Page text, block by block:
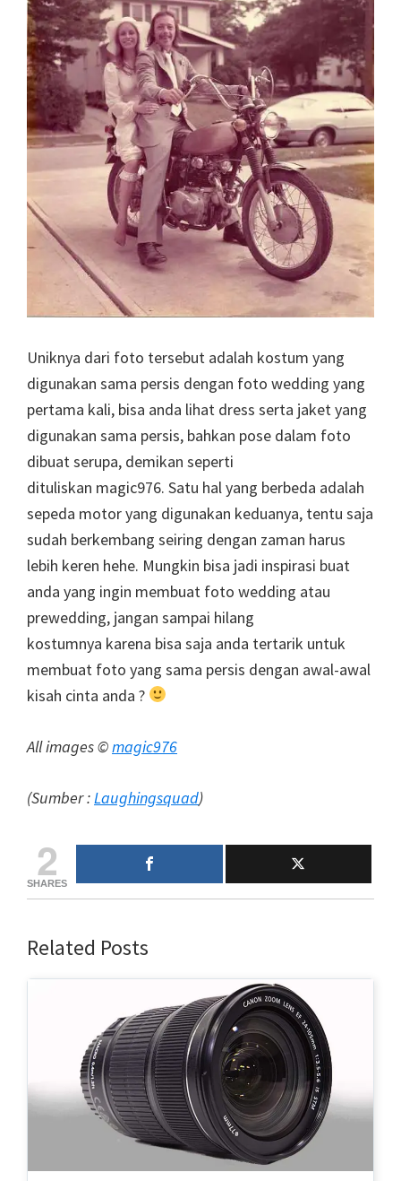
Uniknya dari foto tersebut adalah kostum yang
digunakan sama persis dengan foto wedding yang
pertama kali, bisa anda lihat dress serta jaket yang
digunakan sama persis, bahkan pose dalam foto
dibuat serupa, demikan seperti
dituliskan magic976. Satu hal yang berbeda adalah
sepeda motor yang digunakan keduanya, tentu saja
sudah berkembang seiring dengan zaman harus
lebih keren hehe. Mungkin bisa jadi inspirasi buat
anda yang ingin membuat foto wedding atau
prewedding, jangan sampai hilang
kostumnya karena bisa saja anda tertarik untuk
membuat foto yang sama persis dengan awal-awal
kisah cinta anda ?
All images ©magic976
(Sumber :Laughingsquad)
2
SHARES
Related Posts